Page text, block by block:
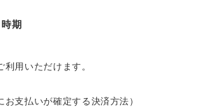
期
利用いただけます。
お支払いが確定する決済方法）